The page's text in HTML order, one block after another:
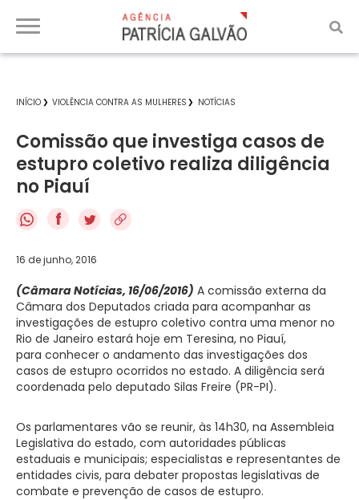
INÍCIO VIOLÊNCIA CONTRA AS MULHERES NOTÍCIAS
Comissão que investiga casos de
estupro coletivo realiza diligência
no Piauí
f
16 de junho, 2016
(Câmara Notícias, 16/06/2016) A comissão externa da
Câmara dos Deputados criada para acompanhar as
investigações de estupro coletivo contra uma menor no
Rio de Janeiro estará hoje em Teresina, no Piauí,
para conhecer o andamento das investigações dos
casos de estupro ocorridos no estado. A diligência será
coordenada pelo deputado Silas Freire (PR-PI).
Os parlamentares vão se reunir, às 14h30, na Assembleia
Legislativa do estado, com autoridades públicas
estaduais e municipais; especialistas e representantes de
entidades civis, para debater propostas legislativas de
combate e prevenção de casos de estupro.